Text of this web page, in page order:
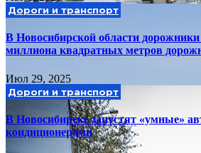
Дороги и транспорт
В Новосибирской области дорожники
миллиона квадратных метров
Июл 29, 2025
Дороги и транспорт
В Новосибирске запустят «умные»
кондиционерами